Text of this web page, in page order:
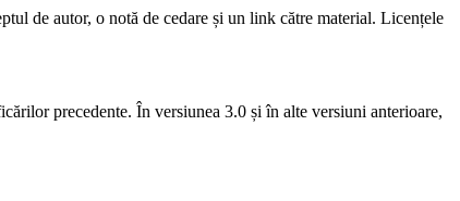
de autor, o notă de cedare și un link către material. Licențele
precedente. În versiunea 3.0 și în alte versiuni anterioare,